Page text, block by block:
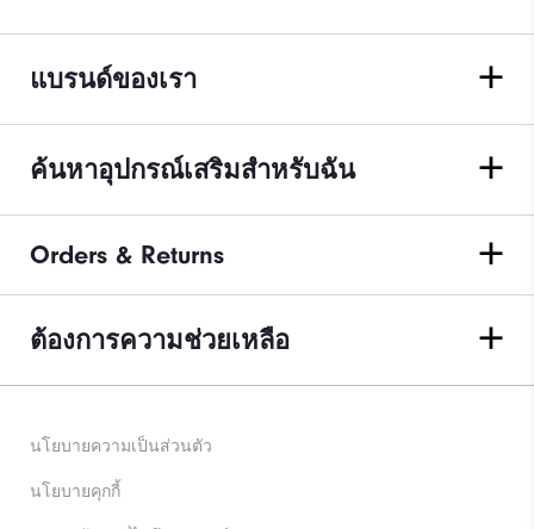
แบรนด์ของเรา
ค้นหาอุปกรณ์เสริมสำหรับฉัน
Orders & Returns
ต้องการความช่วยเหลือ
นโยบายความเป็นส่วนตัว
นโยบายคุกกี้